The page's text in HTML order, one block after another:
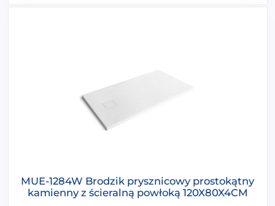
MUE-1284W Brodzik prysznicowy prostokątny
kamienny z ścieralną powłoką 120X80X4CM